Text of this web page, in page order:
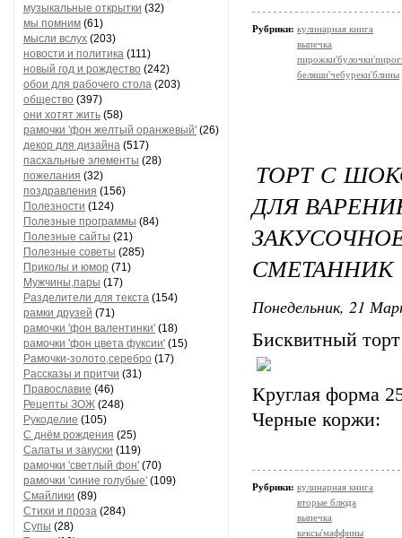
музыкальные открытки (32)
мы помним (61)
мысли вслух (203)
новости и политика (111)
новый год и рождество (242)
обои для рабочего стола (203)
общество (397)
они хотят жить (58)
рамочки 'фон желтый оранжевый' (26)
декор для дизайна (517)
пасхальные элементы (28)
пожелания (32)
поздравления (156)
Полезности (124)
Полезные программы (84)
Полезные сайты (21)
Полезные советы (285)
Приколы и юмор (71)
Мужчины,пары (17)
Разделители для текста (154)
рамки друзей (71)
рамочки 'фон валентинки' (18)
рамочки 'фон цвета фуксии' (15)
Рамочки-золото,серебро (17)
Рассказы и притчи (31)
Православие (46)
Рецепты ЗОЖ (248)
Рукоделие (105)
С днём рождения (25)
Салаты и закуски (119)
рамочки 'светлый фон' (70)
рамочки 'синие голубые' (109)
Смайлики (89)
Стихи и проза (284)
Супы (28)
Рубрики: кулинарная книга
выпечка
беляши'чебуреки'блины
ТОРТ С
ДЛЯ
СМЕТАННИК
Понедельник, 21
Бисквитный
Круглая форма
Черные коржи:
Рубрики: кулинарная книга
вторые блюда
выпечка
кексы'маффины